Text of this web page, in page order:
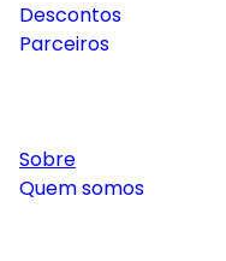
Descontos
Parceiros
Sobre
Quem somos